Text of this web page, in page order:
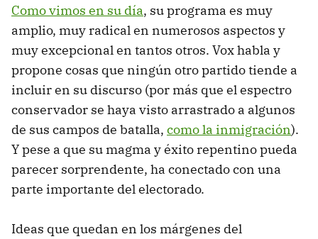
Como vimos en su día, su programa es muy
amplio, muy radical en numerosos aspectos y
muy excepcional en tantos otros. Vox habla y
propone cosas que ningún otro partido tiende a
incluir en su discurso (por más que el espectro
conservador se haya visto arrastrado a algunos
de sus campos de batalla, como la inmigración).
Y pese a que su magma y éxito repentino pueda
parecer sorprendente, ha conectado con una
parte importante del electorado.
Ideas que quedan en los márgenes del